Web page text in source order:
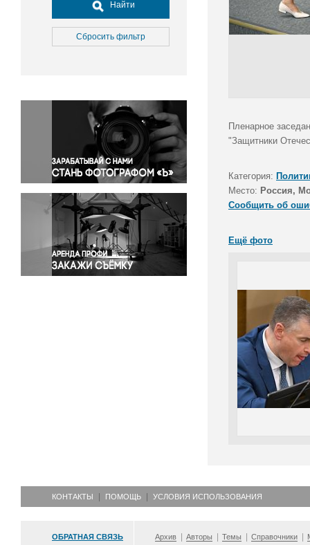
Досуг, туризм и отдых
Культура
Медицина
Окружающая среда
Политика
Правосудие
Происшествия и конфликты
Религия
Светская жизнь
Спорт
Экология
Экономика и бизнес
Найти
Сбросить фильтр
Пленарное
"Защитники
Категория:
Место: Россия,
Сообщить об
Ещё фото
КОНТАКТЫ ПОМОЩЬ УСЛОВИЯ ИСПОЛЬЗОВАНИЯ
ОБРАТНАЯ СВЯЗЬ Архив Авторы Темы Справочники